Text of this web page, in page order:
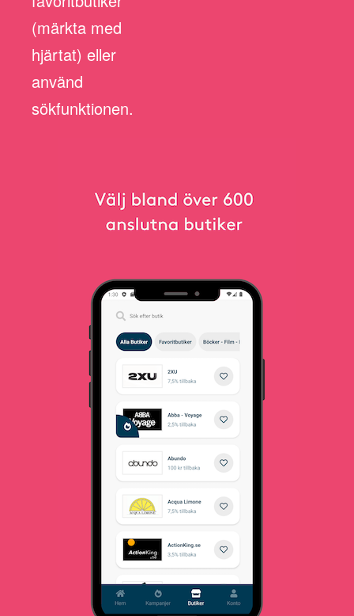
(märkta med
hjärtat) eller
använd
sökfunktionen.